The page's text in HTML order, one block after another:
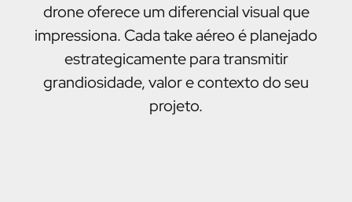
drone oferece um diferencial visual que
impressiona. Cada take aéreo é planejado
estrategicamente para transmitir
grandiosidade, valor e contexto do seu
projeto.